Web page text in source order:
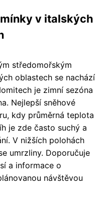
v italských
středomořským
oblastech se nachází
je zimní sezóna
Nejlepší sněhové
kdy průměrná teplota
je zde často suchý a
V nižších polohách
umrzliny. Doporučuje
a informace o
návštěvou